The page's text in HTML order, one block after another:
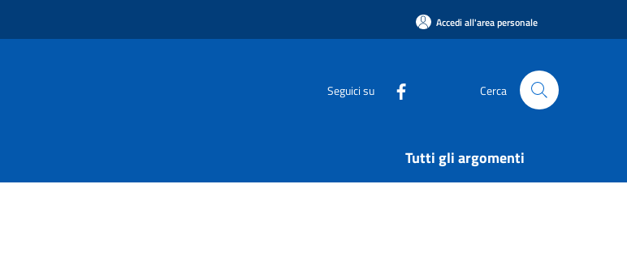
Accedi all'area personale
Seguici su Cerca
Tutti gli argomenti